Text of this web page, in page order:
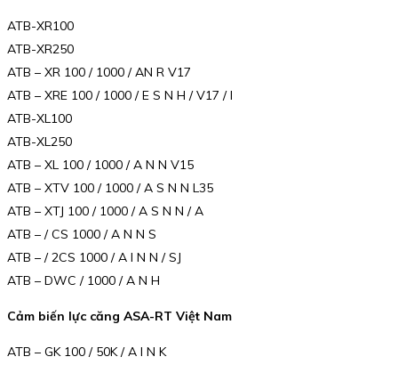
ATB-XR100
ATB-XR250
ATB – XR 100 / 1000 / AN R V17
ATB – XRE 100 / 1000 / E S N H / V17 / I
ATB-XL100
ATB-XL250
ATB – XL 100 / 1000 / A N N V15
ATB – XTV 100 / 1000 / A S N N L35
ATB – XTJ 100 / 1000 / A S N N / A
ATB – / CS 1000 / A N N S
ATB – / 2CS 1000 / A I N N / SJ
ATB – DWC / 1000 / A N H
Cảm biến lực căng ASA-RT Việt Nam
ATB – GK 100 / 50K / A I N K